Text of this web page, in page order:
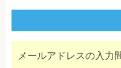
メールアドレスの入力